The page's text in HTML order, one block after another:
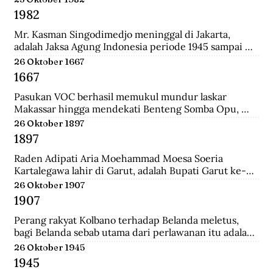
Surabaya.
1982
Mr. Kasman Singodimedjo meninggal di Jakarta,
adalah Jaksa Agung Indonesia periode 1945 sampai
1946 dan juga mantan Menteri Muda Kehakiman pada
Kabinet Amir Sjarifuddin II. Selain itu ia juga adalah
Ketua KNIP (Komite Nasional Indonesia Pusat) yang
menjadi cikal bakal dari DPR.
26 Oktober 1667
1667
Pasukan VOC berhasil memukul mundur laskar
Makassar hingga mendekati Benteng Somba Opu,
istana Sultan Hassanudin, bahkan pasukan yang
dipimpin Cornelis Speelman sudah sampai di depan
pintu benteng. Gowa mengalami kekalahan dalam
peperangan. Speelman dan Arung Palakka merasa
bahwa inilah saat untuk menawarkan perundingan
kepada Sultan Hasanuddin.
26 Oktober 1897
1897
Raden Adipati Aria Moehammad Moesa Soeria
Kartalegawa lahir di Garut, adalah Bupati Garut ke-6
yang menjabat dari tahun 1929-1944. Moesa Soeria
Kartalegawa mempelopori pendirian Partai Rakyat
Pasundan (PRP) pada tahun 1946 dan Negara
Pasundan pada tahun 1947.
26 Oktober 1907
1907
Perang rakyat Kolbano terhadap Belanda meletus,
bagi Belanda sebab utama dari perlawanan itu adalah
terbunuhnya 19 serdadu dan beberapa orang sipil
Belanda oleh Boi Kapitan dan anak buahnya.
26 Oktober 1945
1945